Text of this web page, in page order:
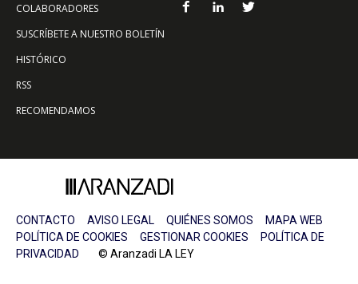
COLABORADORES
SUSCRÍBETE A NUESTRO BOLETÍN
HISTÓRICO
RSS
RECOMENDAMOS
CONTACTO AVISO LEGAL QUIÉNES SOMOS
MAPA WEB
POLÍTICA DE COOKIES
GESTIONAR COOKIES
POLÍTICA DE
PRIVACIDAD © Aranzadi LA LEY